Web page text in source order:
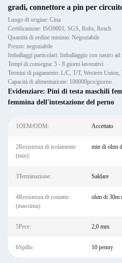
gradi, connettore a pin per
Luogo di origine: Cina
Certificazione: ISO9001, SGS, Rohs, Reach
Quantità di ordine minimo: Negoziabile
Prezzo: negoziabile
Imballaggi particolari: Imballaggio con nastro
Tempi di consegna: 5 - 8 giorni lavorativi
Termini di pagamento: L/C, T/T, Western Union,
Capacità di alimentazione: 100000pcs/giorno
Evidenziare: Pini di testa maschili
femmina dell'intestazione del perno
1OEM/ODM: Accettato
2Resistenza di isolamento
(min):
min di ohm
3Terminazione: Saldare
4Resistenza di contatto
(massima):
ohm di 30m
5Pece: 2,0 mm
6Spillo: 10 penny